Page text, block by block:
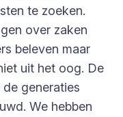
te zoeken.
over zaken
beleven maar
uit het oog. De
generaties
We hebben